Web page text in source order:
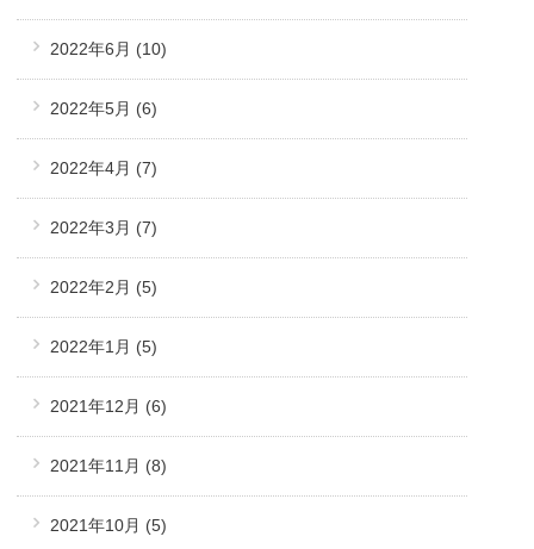
2022年6月 (10)
2022年5月 (6)
2022年4月 (7)
2022年3月 (7)
2022年2月 (5)
2022年1月 (5)
2021年12月 (6)
2021年11月 (8)
2021年10月 (5)